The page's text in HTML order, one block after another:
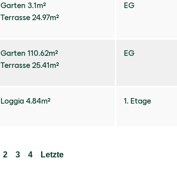
Garten 3.1m²
Terrasse 24.97m²
EG
Garten 110.62m²
Terrasse 25.41m²
EG
Loggia 4.84m² 1. Etage
2 3 4 Letzte